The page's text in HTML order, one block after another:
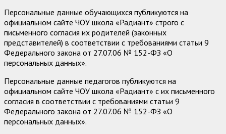
Персональные данные обучающихся публикуются на
официальном сайте ЧОУ школа «Радиант» строго с
письменного согласия их родителей (законных
представителей) в соответствии с требованиями статьи 9
Федерального закона от 27.07.06 № 152-ФЗ «О
персональных данных».
Персональные данные педагогов публикуются на
официальном сайте ЧОУ школа «Радиант» с их письменного
согласия в соответствии с требованиями статьи 9
Федерального закона от 27.07.06 № 152-ФЗ «О
персональных данных».